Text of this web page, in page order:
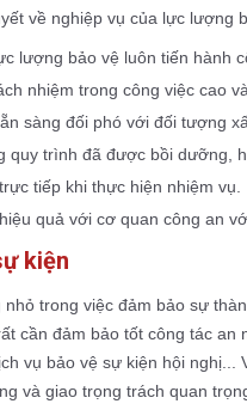
về nghiệp vụ của lực lượng
lượng bảo vệ luôn tiến hành
nhiệm trong công việc cao
sàng đối phó với đối tượng
quy trình đã được bồi dưỡng,
tiếp khi thực hiện nhiệm vụ.
quả với cơ quan công an
kiện
trong việc đảm bảo sự
cần đảm bảo tốt công tác
vụ bảo vệ sự kiện hội
và giao trọng trách quan